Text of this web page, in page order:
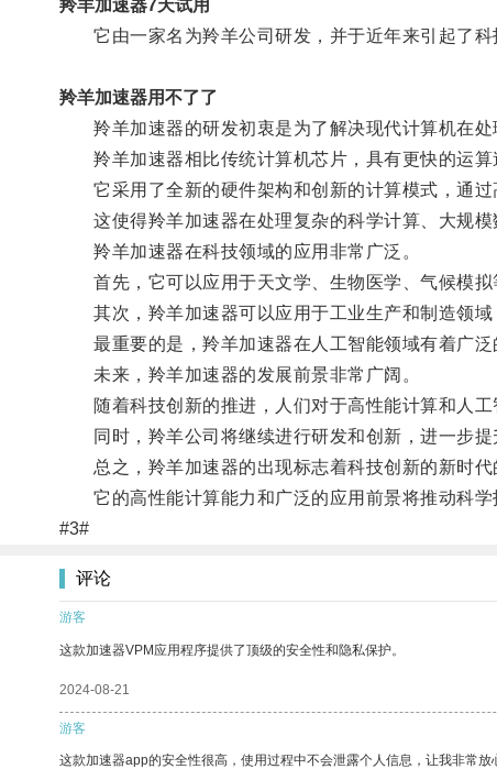
羚羊加速器7天试用
它由一家名为羚羊公司研发，并于近年来引起了科
羚羊加速器用不了了
羚羊加速器的研发初衷是为了解决现代计算机在处
羚羊加速器相比传统计算机芯片，具有更快的运算
它采用了全新的硬件架构和创新的计算模式，通过
这使得羚羊加速器在处理复杂的科学计算、大规模
羚羊加速器在科技领域的应用非常广泛。
首先，它可以应用于天文学、生物医学、气候模拟
其次，羚羊加速器可以应用于工业生产和制造领域
最重要的是，羚羊加速器在人工智能领域有着广泛
未来，羚羊加速器的发展前景非常广阔。
随着科技创新的推进，人们对于高性能计算和人工
同时，羚羊公司将继续进行研发和创新，进一步提
总之，羚羊加速器的出现标志着科技创新的新时代
它的高性能计算能力和广泛的应用前景将推动科学
#3#
评论
游客
这款加速器VPM应用程序提供了顶级的安全性和隐私保护。
2024-08-21
游客
这款加速器app的安全性很高，使用过程中不会泄露个人信息，让我非常放